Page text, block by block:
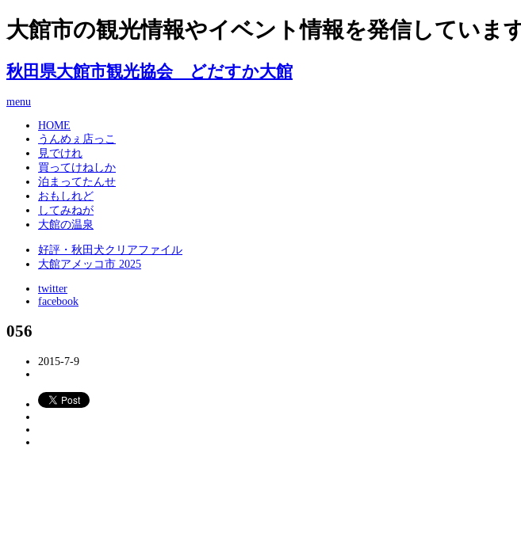
大館市の観光情報やイベント情報を発信しています
秋田県大館市観光協会 どだすか大館
menu
HOME
うんめぇ店っこ
見でけれ
買ってけねしか
泊まってたんせ
おもしれど
してみねが
大館の温泉
好評・秋田犬クリアファイル
大館アメッコ市 2025
twitter
facebook
056
2015-7-9